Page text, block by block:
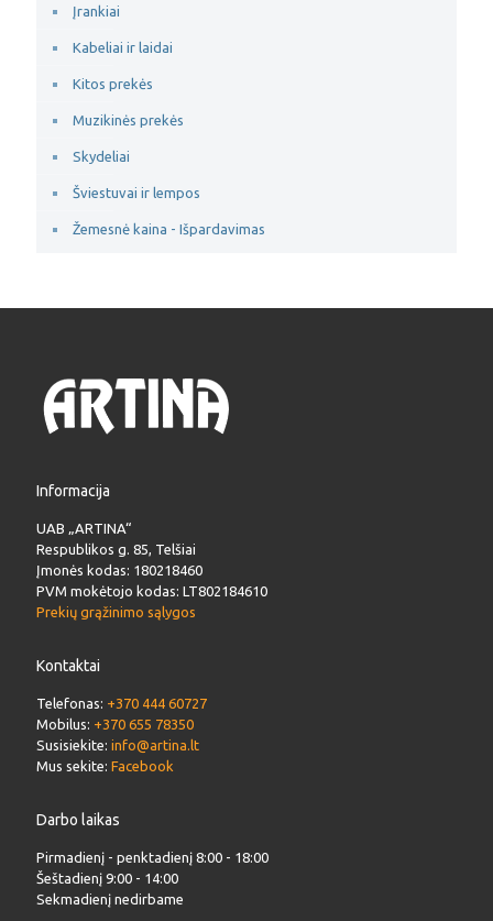
Įrankiai
Kabeliai ir laidai
Kitos prekės
Muzikinės prekės
Skydeliai
Šviestuvai ir lempos
Žemesnė kaina - Išpardavimas
Informacija
UAB „ARTINA“
Respublikos g. 85, Telšiai
Įmonės kodas: 180218460
PVM mokėtojo kodas: LT802184610
Prekių grąžinimo sąlygos
Kontaktai
Telefonas: +370 444 60727
Mobilus: +370 655 78350
Susisiekite: info@artina.lt
Mus sekite: Facebook
Darbo laikas
Pirmadienį - penktadienį 8:00 - 18:00
Šeštadienį 9:00 - 14:00
Sekmadienį nedirbame